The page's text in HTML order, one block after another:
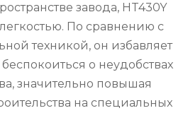
завода, HT430Y
По сравнению с
техникой, он избавляет
о неудобствах
значительно повышая
на специальных